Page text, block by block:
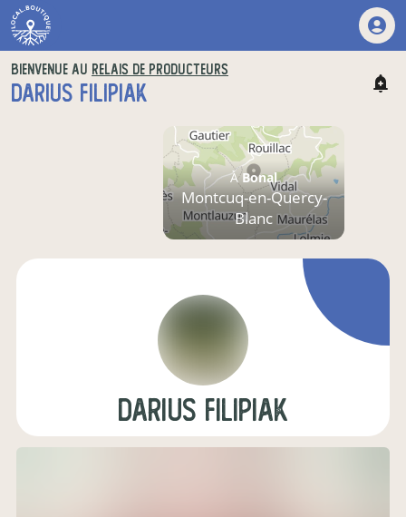
BIENVENUE AU RELAIS DE PRODUCTEURS
DARIUS FILIPIAK
ÀBonal
Montcuq-en-Quercy-
Blanc
darius filipiak